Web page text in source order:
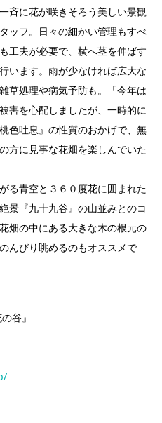
斉に花が咲きそろう美しい景観
ッフ。日々の細かい管理もすべ
工夫が必要で、横へ茎を伸ばす
います。雨が少なければ広大な
草処理や病気予防も。「今年は
害を心配しましたが、一時的に
色吐息』の性質のおかげで、無
方に見事な花畑を楽しんでいた
る青空と３６０度花に囲まれた
景『九十九谷』の山並みとのコ
畑の中にある大きな木の根元の
んびり眺めるのもオススメで
谷』